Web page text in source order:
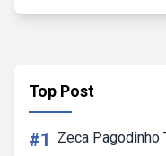
Top Post
#1 Zeca Pagodinho